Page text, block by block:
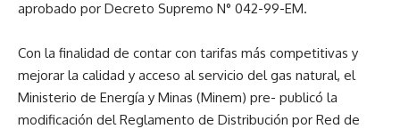
aprobado por Decreto Supremo N° 042-99-EM.
Con la finalidad de contar con tarifas más competitivas y
mejorar la calidad y acceso al servicio del gas natural, el
Ministerio de Energía y Minas (Minem) pre- publicó la
modificación del Reglamento de Distribución por Red de